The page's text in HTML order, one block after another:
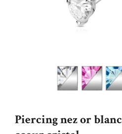
Piercing nez or blanc